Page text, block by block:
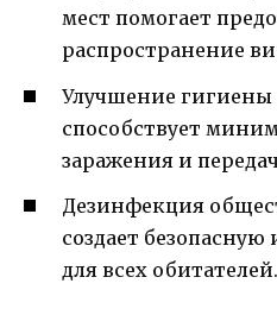
мест помогает
распространение
Улучшение гигиены
способствует
заражения и
Дезинфекция
создает
для всех обитателей.